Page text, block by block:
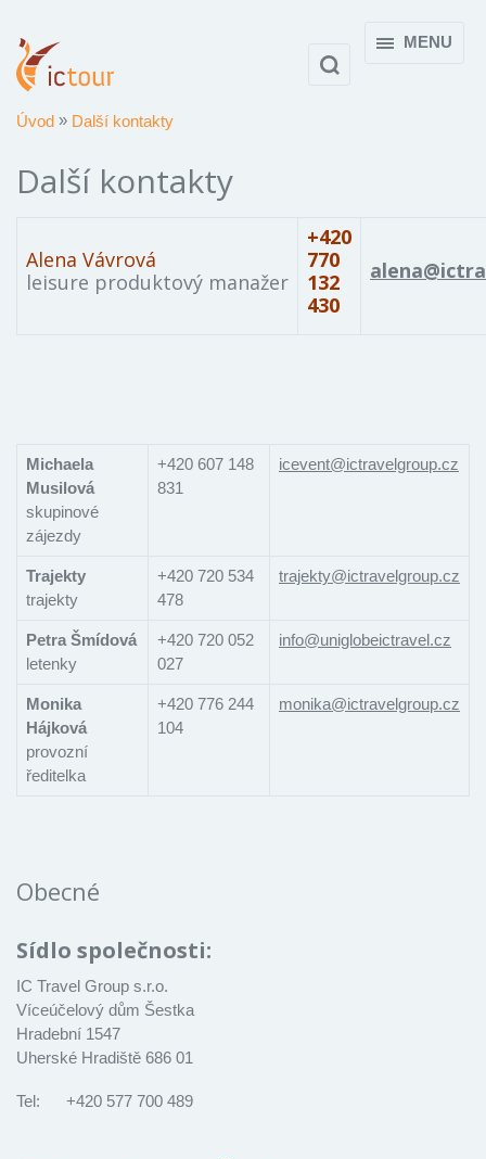
MENU
Úvod Další kontakty
Další kontakty
Alena Vávrová
leisure produktový manažer
+420
770
132
430
Michaela
Musilová
skupinové
zájezdy
+420 607 148
831
icevent@ictravelgroup.cz
Trajekty
trajekty
+420 720 534
478
trajekty@ictravelgroup.cz
Petra Šmídová
letenky
+420 720 052
027
info@uniglobeictravel.cz
Monika
Hájková
provozní
ředitelka
+420 776 244
104
monika@ictravelgroup.cz
Obecné
Sídlo společnosti:
IC Travel Group s.r.o.
Víceúčelový dům Šestka
Hradební 1547
Uherské Hradiště 686 01
Tel: +420 577 700 489